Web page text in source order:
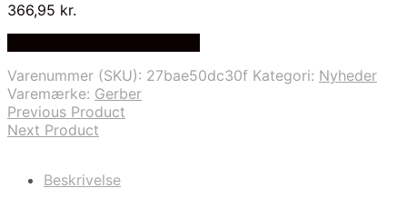
366,95 kr.
Varenummer (SKU): 27bae50dc30f Kategori: Nyheder
Varemærke: Gerber
Previous Product
Next Product
Beskrivelse